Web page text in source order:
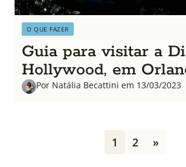
O QUE FAZER
Guia para visitar a
Hollywood, em
Por Natália Becattini em 13/03/2023
1 2 »